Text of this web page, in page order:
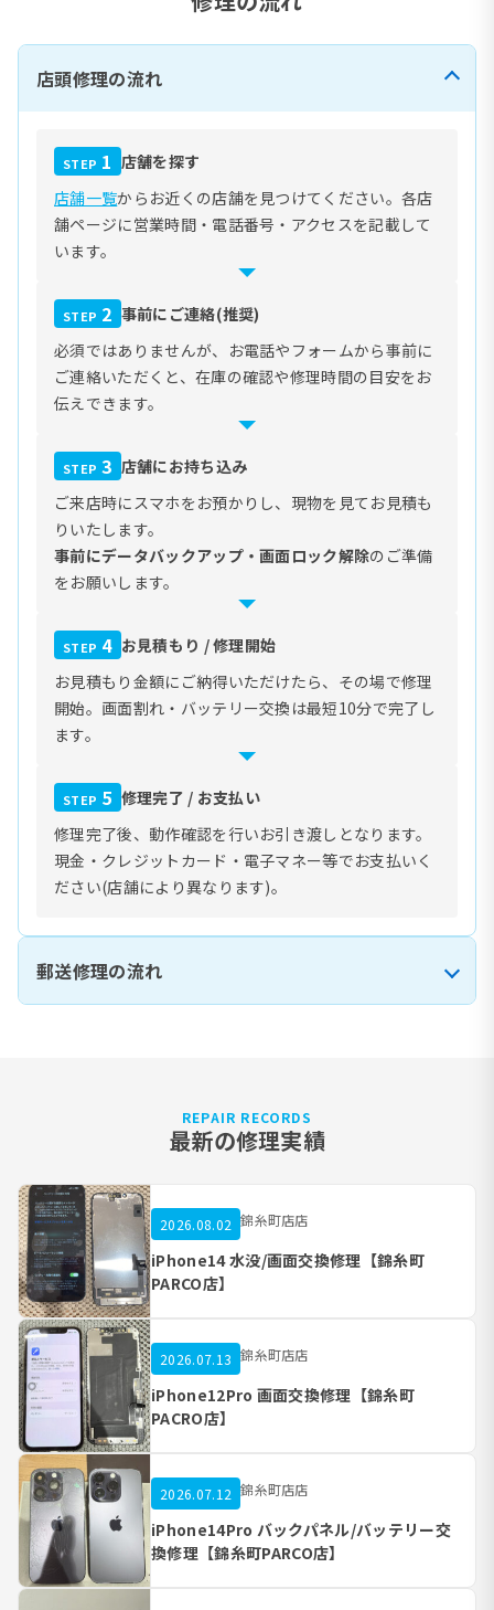
店頭修理の流れ
STEP 1 店舗を探す
店舗一覧からお近くの店舗を見つけてください。各店
舗ページに営業時間・電話番号・アクセスを記載して
います。
STEP 2 事前にご連絡(推奨)
必須ではありませんが、お電話やフォームから事前に
ご連絡いただくと、在庫の確認や修理時間の目安をお
伝えできます。
STEP 3 店舗にお持ち込み
ご来店時にスマホをお預かりし、現物を見てお見積も
りいたします。
事前にデータバックアップ・画面ロック解除のご準備
をお願いします。
STEP 4 お見積もり / 修理開始
お見積もり金額にご納得いただけたら、その場で修理
開始。画面割れ・バッテリー交換は最短10分で完了し
ます。
STEP 5 修理完了 / お支払い
修理完了後、動作確認を行いお引き渡しとなります。
現金・クレジットカード・電子マネー等でお支払いく
ださい(店舗により異なります)。
郵送修理の流れ
REPAIR RECORDS
最新の修理実績
2026.08.02 錦糸町店店
iPhone14 水没/画面交換修理【錦糸町
PARCO店】
2026.07.13 錦糸町店店
iPhone12Pro 画面交換修理【錦糸町
PACRO店】
2026.07.12 錦糸町店店
iPhone14Pro バックパネル/バッテリー交
換修理【錦糸町PARCO店】